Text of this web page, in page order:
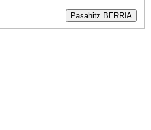
Pasahitz BERRIA